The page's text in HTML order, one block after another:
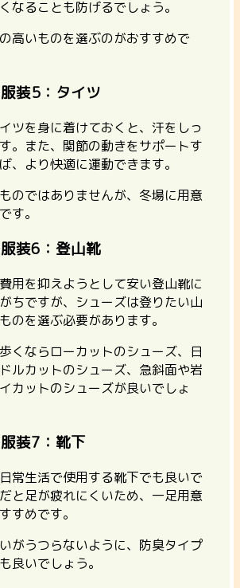
なることも防げるでしょう。
高いものを選ぶのがおすすめで
装5：タイツ
ツを身に着けておくと、汗をしっ
。また、関節の動きをサポートす
、より快適に運動できます。
のではありませんが、冬場に用意
す。
装6：登山靴
用を抑えようとして安い登山靴に
ちですが、シューズは登りたい山
のを選ぶ必要があります。
くならローカットのシューズ、日
ルカットのシューズ、急斜面や岩
カットのシューズが良いでしょ
装7：靴下
常生活で使用する靴下でも良いで
と足が疲れにくいため、一足用意
すめです。
がうつらないように、防臭タイプ
良いでしょう。